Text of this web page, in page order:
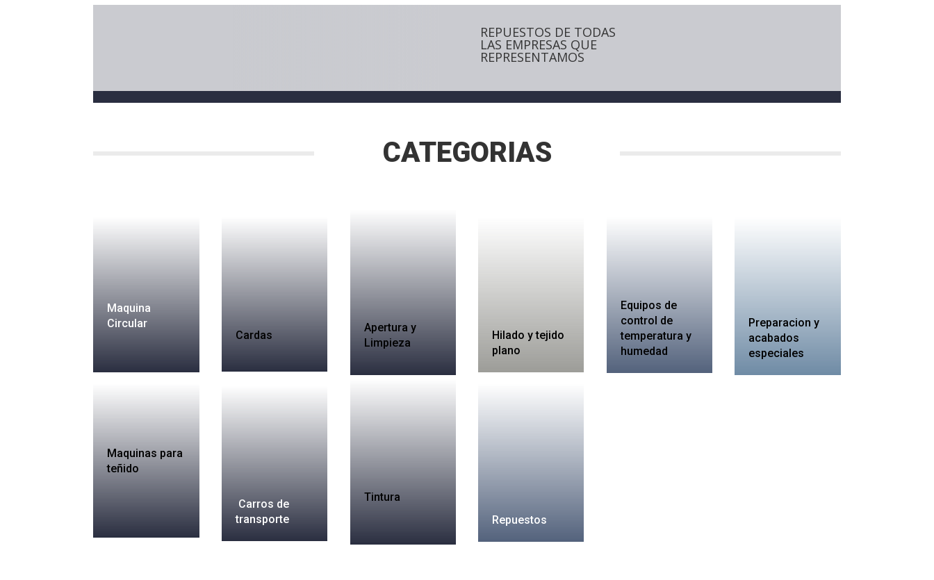
REPUESTOS DE TODAS
LAS EMPRESAS QUE
REPRESENTAMOS
CATEGORIAS
Maquina
Circular
Maquinas para
teñido
Cardas
Carros de
transporte
Apertura y
Limpieza
Tintura
Hilado y tejido
plano
Repuestos
Equipos de
control de
temperatura y
humedad
Preparacion y
acabados
especiales